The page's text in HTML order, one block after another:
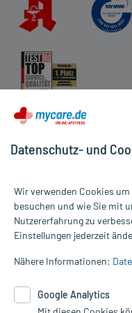
Alle Preise gelten inkl.
Informationen auf dieser
die Untersuchung und
Therapien eingeleitet
Datenschutz- und
Wir verwenden Cookies
besuchen und wie Sie mit
Nutzererfahrung zu
Einstellungen jederzeit
Nähere Informationen:
Google Analytics